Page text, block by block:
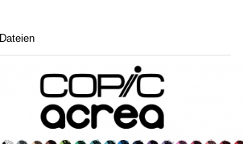
Dateien